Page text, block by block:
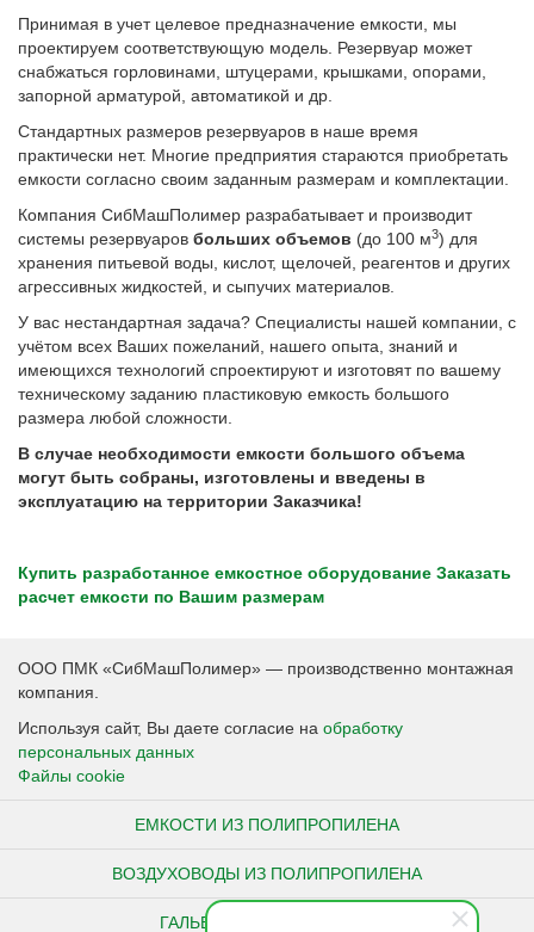
Принимая в учет целевое предназначение емкости, мы
проектируем соответствующую модель. Резервуар может
снабжаться горловинами, штуцерами, крышками, опорами,
запорной арматурой, автоматикой и др.
Стандартных размеров резервуаров в наше время
практически нет. Многие предприятия стараются приобретать
емкости согласно своим заданным размерам и комплектации.
Компания СибМашПолимер разрабатывает и производит
системы резервуаров больших объемов (до 100 м3) для
хранения питьевой воды, кислот, щелочей, реагентов и других
агрессивных жидкостей, и сыпучих материалов.
У вас нестандартная задача? Специалисты нашей компании, с
учётом всех Ваших пожеланий, нашего опыта, знаний и
имеющихся технологий спроектируют и изготовят по вашему
техническому заданию пластиковую емкость большого
размера любой сложности.
В случае необходимости емкости большого объема
могут быть собраны, изготовлены и введены в
эксплуатацию на территории Заказчика!
Купить разработанное емкостное оборудование Заказать
расчет емкости по Вашим размерам
ООО ПМК «СибМашПолимер» — производственно монтажная
компания.
Используя сайт, Вы даете согласие на обработку
персональных данных
Файлы cookie
ЕМКОСТИ ИЗ ПОЛИПРОПИЛЕНА
ВОЗДУХОВОДЫ ИЗ ПОЛИПРОПИЛЕНА
ГАЛЬВАНИЧЕСКИЕ ВАННЫ